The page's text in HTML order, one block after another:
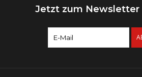
Jetzt zum Newsletter